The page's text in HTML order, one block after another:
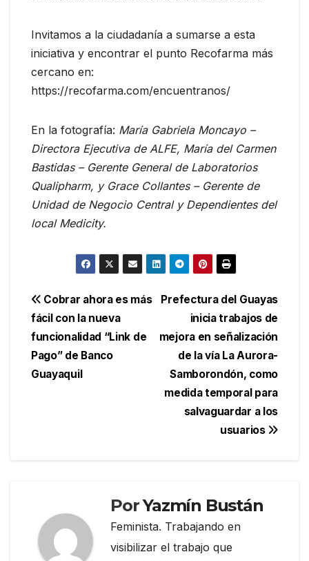
Invitamos a la ciudadanía a sumarse a esta
iniciativa y encontrar el punto Recofarma más
cercano en:
https://recofarma.com/encuentranos/
En la fotografía: María Gabriela Moncayo –
Directora Ejecutiva de ALFE, María del Carmen
Bastidas – Gerente General de Laboratorios
Qualipharm, y Grace Collantes – Gerente de
Unidad de Negocio Central y Dependientes del
local Medicity.
Navegación
de
entradas
Prefectura del Guayas
inicia trabajos de
mejora en señalización
de la vía La Aurora-
Samborondón, como
medida temporal para
salvaguardar a los
usuarios
Cobrar ahora es más
fácil con la nueva
funcionalidad “Link de
Pago” de Banco
Guayaquil
PorYazmín Bustán
Feminista. Trabajando en
visibilizar el trabajo que